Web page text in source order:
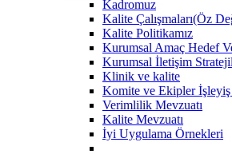
Kadromuz
Kalite Çalışmaları(Öz
Kalite Politikamız
Kurumsal Amaç Hedef
Kurumsal İletişim
Klinik ve kalite
Komite ve Ekipler İşleyiş
Verimlilik Mevzuatı
Kalite Mevzuatı
İyi Uygulama Örnekleri